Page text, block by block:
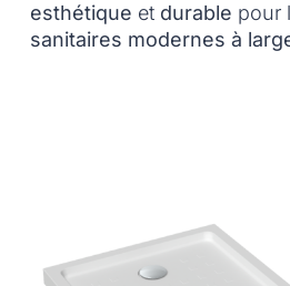
esthétique et durable pour
sanitaires modernes à